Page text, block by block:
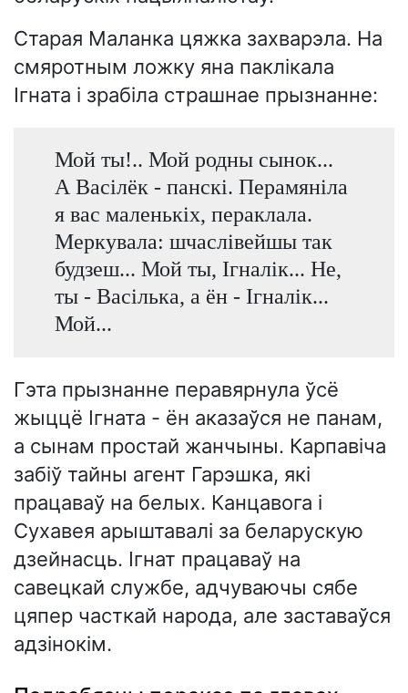
Старая Маланка цяжка захварэла. На
смяротным ложку яна паклікала
Ігната і зрабіла страшнае прызнанне:
Мой ты!.. Мой родны сынок...
А Васілёк - панскі. Перамяніла
я вас маленькіх, пераклала.
Меркувала: шчаслівейшы так
будзеш... Мой ты, Ігналік... Не,
ты - Васілька, а ён - Ігналік...
Мой...
Гэта прызнанне перавярнула ўсё
жыццё Ігната - ён аказаўся не панам,
а сынам простай жанчыны. Карпавіча
забіў тайны агент Гарэшка, які
працаваў на белых. Канцавога і
Сухавея арыштавалі за беларускую
дзейнасць. Ігнат працаваў на
савецкай службе, адчуваючы сябе
цяпер часткай народа, але заставаўся
адзінокім.